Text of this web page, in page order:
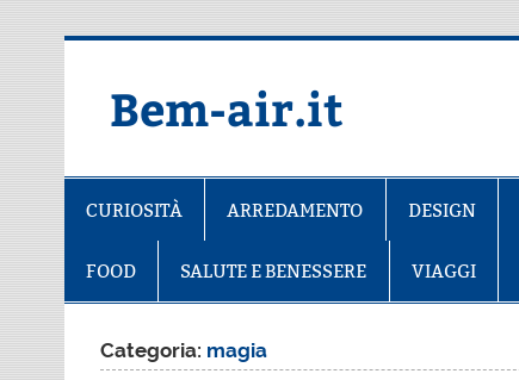
Bem-air.it
CURIOSITÀ ARREDAMENTO DESIGN
FOOD SALUTE E BENESSERE VIAGGI
Categoria: magia